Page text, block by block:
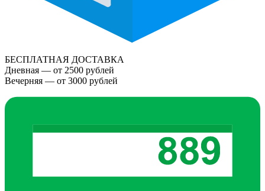
БЕСПЛАТНАЯ ДОСТАВКА
Дневная — от 2500 рублей
Вечерняя — от 3000 рублей